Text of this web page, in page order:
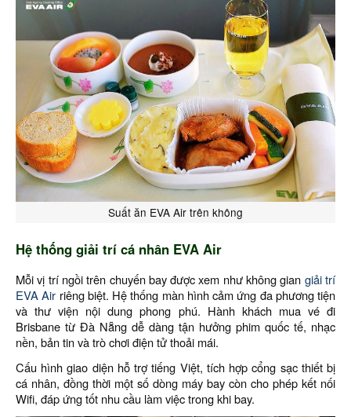
Suất ăn EVA Air trên không
Hệ thống giải trí cá nhân EVA Air
Mỗi vị trí ngồi trên chuyến bay được xem như không gian giải trí
EVA Air riêng biệt. Hệ thống màn hình cảm ứng đa phương tiện
và thư viện nội dung phong phú. Hành khách mua vé đi
Brisbane từ Đà Nẵng dễ dàng tận hưởng phim quốc tế, nhạc
nền, bản tin và trò chơi điện tử thoải mái.
Cấu hình giao diện hỗ trợ tiếng Việt, tích hợp cổng sạc thiết bị
cá nhân, đồng thời một số dòng máy bay còn cho phép kết nối
Wifi, đáp ứng tốt nhu cầu làm việc trong khi bay.